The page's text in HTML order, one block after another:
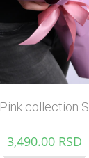
Pink collection S
3,490.00 RSD